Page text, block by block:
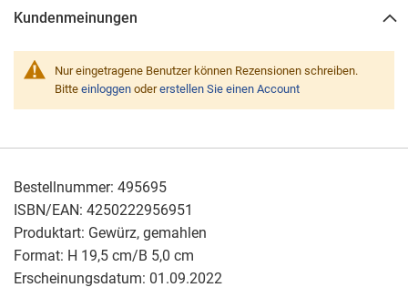
Bestellnummer: 495695
ISBN/EAN: 4250222956951
Produktart: Gewürz, gemahlen
Format: H 19,5 cm/B 5,0 cm
Erscheinungsdatum: 01.09.2022
Kundenmeinungen
Nur eingetragene Benutzer können Rezensionen schreiben.
Bitte einloggen odererstellen Sie einen Account